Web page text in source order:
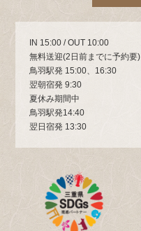
IN 15:00 / OUT 10:00
無料送迎(2日前までに予約要)
鳥羽駅発 15:00、16:30
翌朝宿発 9:30
夏休み期間中
鳥羽駅発14:40
翌日宿発 13:30